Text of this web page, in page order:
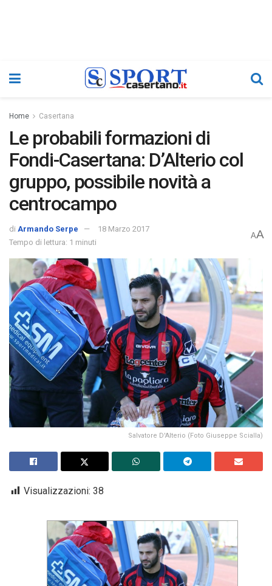
Home Casertana
Le probabili formazioni di
Fondi-Casertana: D’Alterio col
gruppo, possibile novità a
centrocampo
di Armando Serpe
18 Marzo 2017
Tempo di lettura: 1 minuti
AA
Salvatore D'Alterio (Foto Giuseppe Scialla)
Visualizzazioni: 38